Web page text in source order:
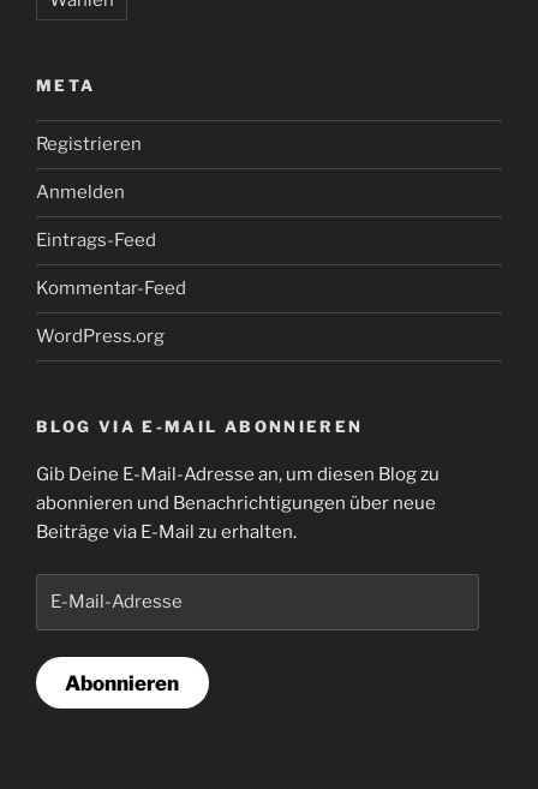
META
Registrieren
Anmelden
Eintrags-Feed
Kommentar-Feed
WordPress.org
BLOG VIA E-MAIL ABONNIEREN
Gib Deine E-Mail-Adresse an, um diesen Blog zu
abonnieren und Benachrichtigungen über neue
Beiträge via E-Mail zu erhalten.
Abonnieren